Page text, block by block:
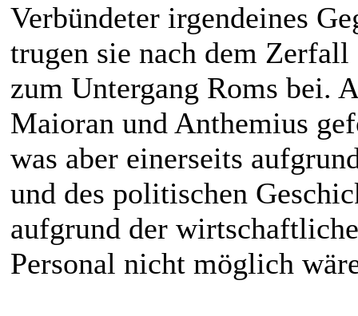
Verbündeter irgendeines
trugen sie nach dem
zum Untergang Roms bei.
Maioran und Anthemius
was aber einerseits
und des politischen
aufgrund der
Personal nicht möglich